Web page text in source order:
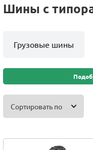
Шины с
Грузовые шины
Сортировать по